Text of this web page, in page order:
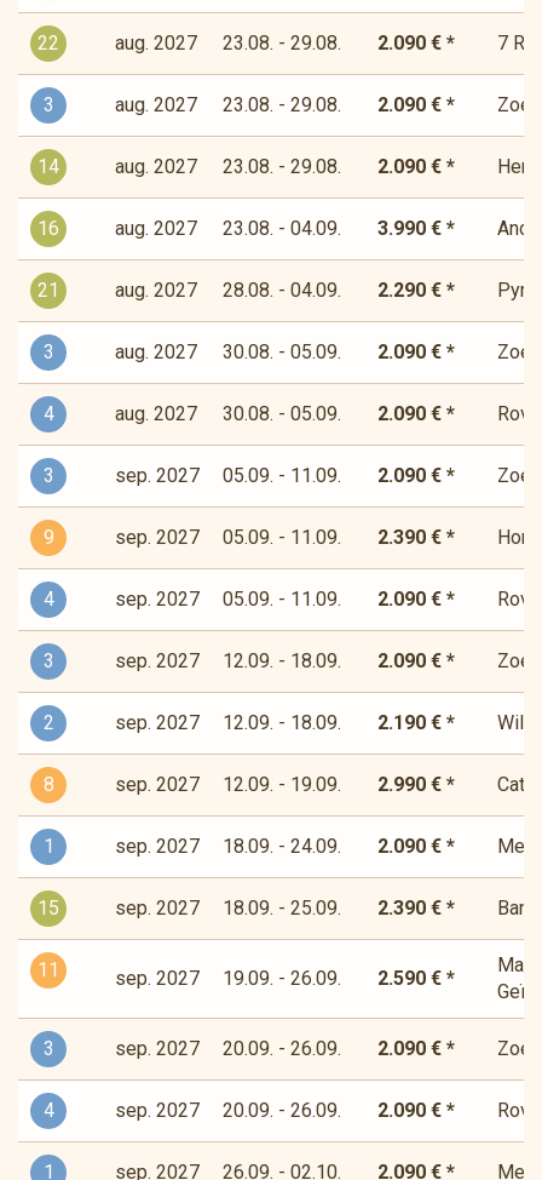
22 aug. 2027 23.08. - 29.08. 2.090 € * 7
3 aug. 2027 23.08. - 29.08. 2.090 € *
14 aug. 2027 23.08. - 29.08. 2.090 € *
16 aug. 2027 23.08. - 04.09. 3.990 € *
21 aug. 2027 28.08. - 04.09. 2.290 € *
3 aug. 2027 30.08. - 05.09. 2.090 € *
4 aug. 2027 30.08. - 05.09. 2.090 € *
3 sep. 2027 05.09. - 11.09. 2.090 € *
9 sep. 2027 05.09. - 11.09. 2.390 € *
4 sep. 2027 05.09. - 11.09. 2.090 € *
3 sep. 2027 12.09. - 18.09. 2.090 € *
2 sep. 2027 12.09. - 18.09. 2.190 € *
8 sep. 2027 12.09. - 19.09. 2.990 € *
1 sep. 2027 18.09. - 24.09. 2.090 € *
15 sep. 2027 18.09. - 25.09. 2.390 € *
11 sep. 2027 19.09. - 26.09. 2.590 € *
3 sep. 2027 20.09. - 26.09. 2.090 € *
4 sep. 2027 20.09. - 26.09. 2.090 € *
1 sep. 2027 26.09. - 02.10. 2.090 € *